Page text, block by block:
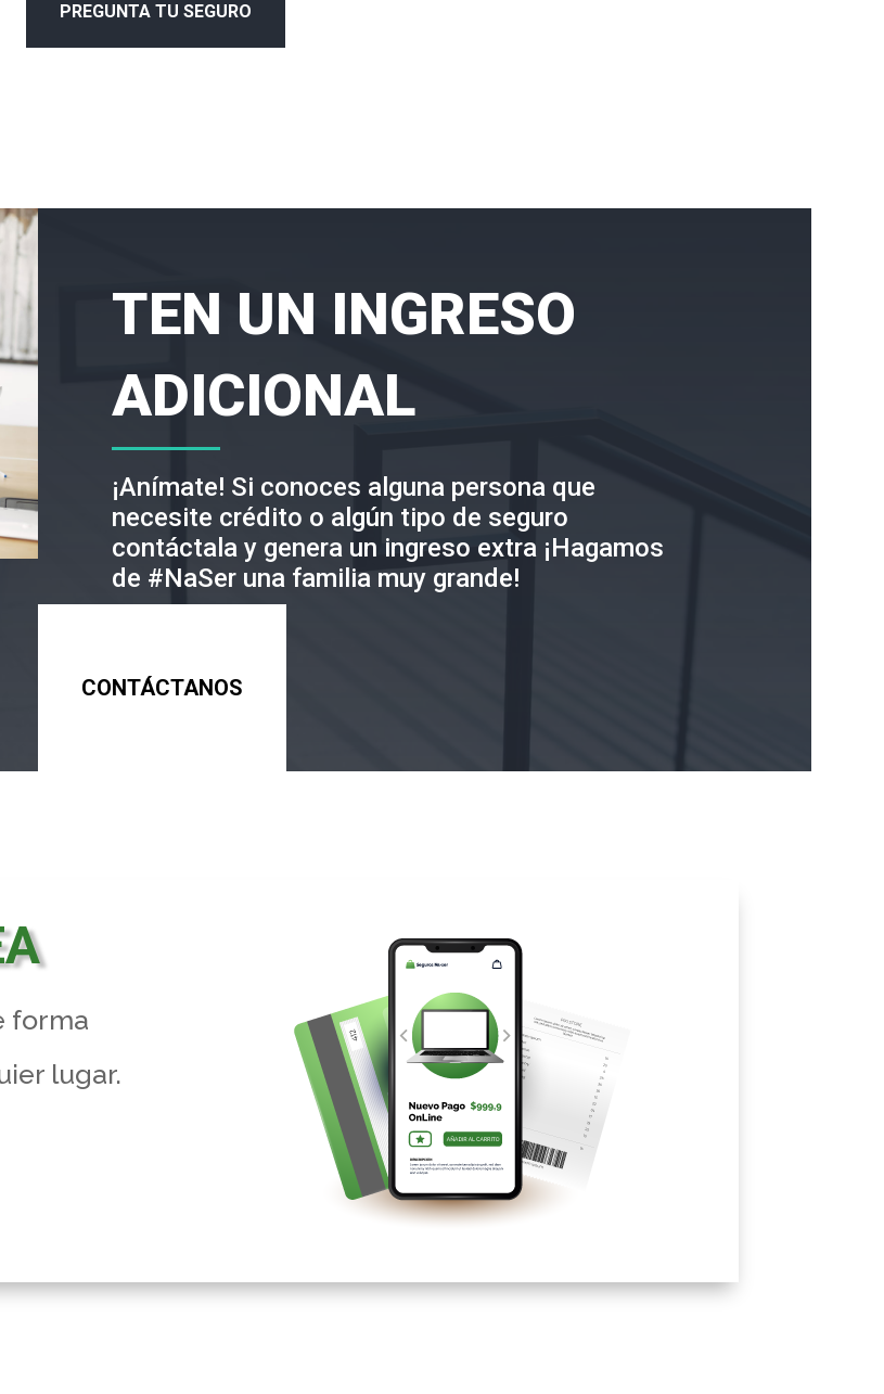
PREGUNTA TU SEGURO
TEN UN INGRESO
ADICIONAL
¡Anímate! Si conoces alguna persona que
necesite crédito o algún tipo de seguro
contáctala y genera un ingreso extra ¡Hagamos
de #NaSer una familia muy grande!
CONTÁCTANOS
forma
lugar.